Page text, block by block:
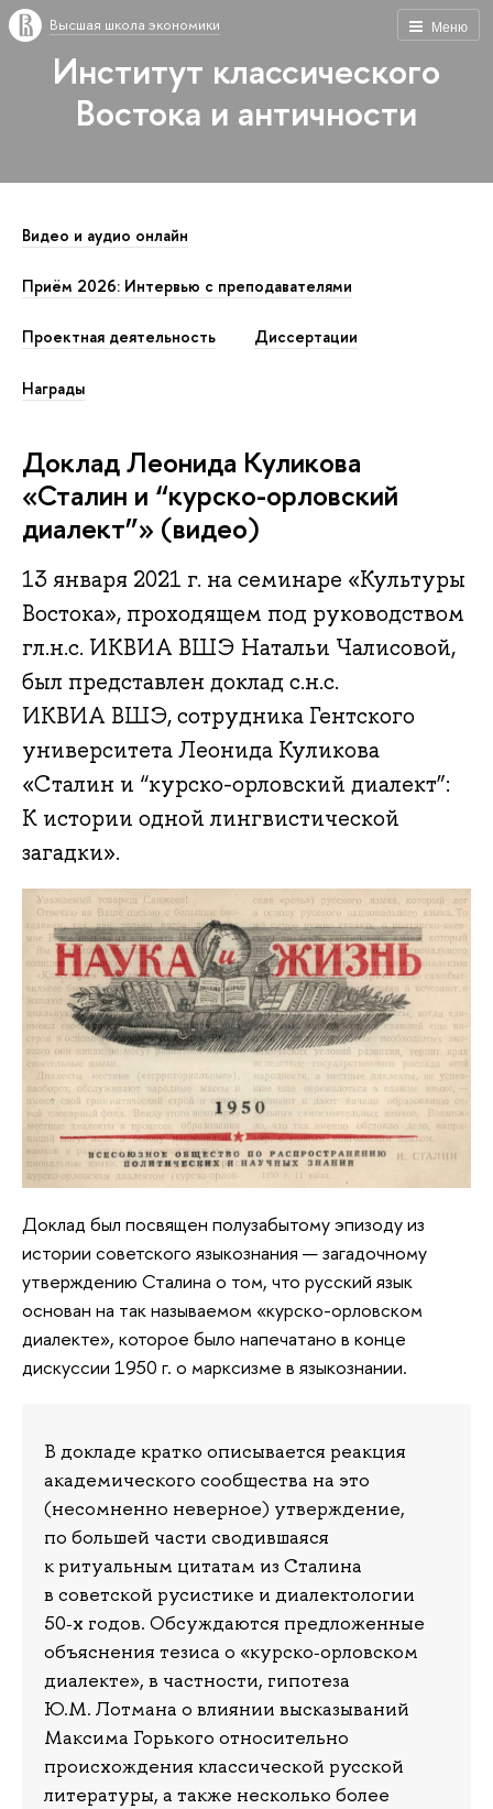
Меню
Высшая школа экономики
Институт классического
Востока и античности
Видео и аудио онлайн
Приём 2026: Интервью с преподавателями
Проектная деятельность Диссертации
Награды
Доклад Леонида Куликова
«Сталин и “курско-орловский
диалект”» (видео)
13 января 2021 г. на семинаре «Культуры
Востока», проходящем под руководством
гл.н.с. ИКВИА ВШЭ Натальи Чалисовой,
был представлен доклад с.н.с.
ИКВИА ВШЭ, сотрудника Гентского
университета Леонида Куликова
«Сталин и “курско-орловский диалект”:
К истории одной лингвистической
загадки».
Доклад был посвящен полузабытому эпизоду из
истории советского языкознания — загадочному
утверждению Сталина о том, что русский язык
основан на так называемом «курско-орловском
диалекте», которое было напечатано в конце
дискуссии 1950 г. о марксизме в языкознании.
В докладе кратко описывается реакция
академического сообщества на это
(несомненно неверное) утверждение,
по большей части сводившаяся
к ритуальным цитатам из Сталина
в советской русистике и диалектологии
50‑х годов. Обсуждаются предложенные
объяснения тезиса о «курско‑орловском
диалекте», в частности, гипотеза
Ю.М. Лотмана о влиянии высказываний
Максима Горького относительно
происхождения классической русской
литературы, а также несколько более